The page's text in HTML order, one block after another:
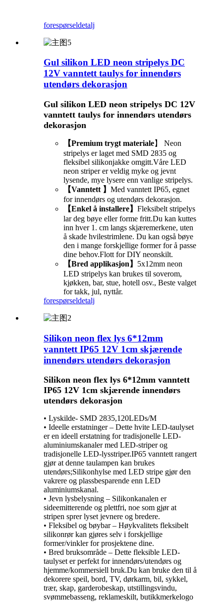
forespørseldetalj
Gul silikon LED neon stripelys DC
12V vanntett taulys for innendørs
utendørs dekorasjon
Gul silikon LED neon stripelys DC 12V
vanntett taulys for innendørs utendørs
dekorasjon
【Premium trygt materiale】 Neon
stripelys er laget med SMD 2835 og
fleksibel silikonjakke omgitt.Våre LED
neon striper er veldig myke og jevnt
lysende, mye lysere enn vanlige stripelys.
【Vanntett 】 Med vanntett IP65, egnet
for innendørs og utendørs dekorasjon.
【Enkel å installere】 Fleksibelt stripelys
lar deg bøye eller forme fritt.Du kan kuttes
inn hver 1. cm langs skjæremerkene, uten
å skade hvilestrimlene. Du kan også bøye
den i mange forskjellige former for å passe
dine behov.Flott for DIY neonskilt.
【Bred applikasjon】 5x12mm neon
LED stripelys kan brukes til soverom,
kjøkken, bar, stue, hotell osv., Beste valget
for takk, jul, nyttår.
forespørseldetalj
Silikon neon flex lys 6*12mm
vanntett IP65 12V 1cm skjærende
innendørs utendørs dekorasjon
Silikon neon flex lys 6*12mm vanntett
IP65 12V 1cm skjærende innendørs
utendørs dekorasjon
• Lyskilde- SMD 2835,120LEDs/M
• Ideelle erstatninger – Dette hvite LED-taulyset
er en ideell erstatning for tradisjonelle LED-
aluminiumskanaler med LED-striper og
tradisjonelle LED-lysstriper.IP65 vanntett rangert
gjør at denne taulampen kan brukes
utendørs;Silikonhylse med LED stripe gjør den
vakrere og plassbesparende enn LED
aluminiumskanal.
• Jevn lysbelysning – Silikonkanalen er
sideemitterende og plettfri, noe som gjør at
stripen sprer lyset jevnere og bredere.
• Fleksibel og bøybar – Høykvalitets fleksibelt
silikonrør kan gjøres selv i forskjellige
former/vinkler for prosjektene dine.
• Bred bruksområde – Dette fleksible LED-
taulyset er perfekt for innendørs/utendørs og
hjemme/kommersiell bruk.Du kan bruke den til å
dekorere speil, bord, TV, dørkarm, bil, sykkel,
trær, skap, garderobeskap, utstillingsvindu,
svømmebasseng, reklameskilt, butikkmerkelogo